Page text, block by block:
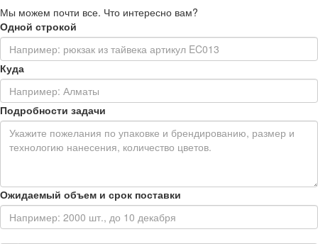
Мы можем почти все. Что интересно вам?
Одной строкой
Куда
Подробности задачи
Ожидаемый объем и срок поставки